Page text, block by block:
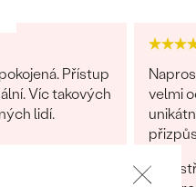
Přístup
Víc takových
lidí.
velmi